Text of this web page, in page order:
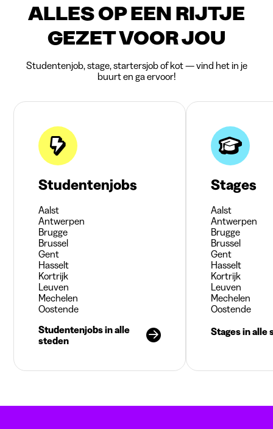
ALLES OP EEN RIJTJE
GEZET VOOR JOU
Studentenjob, stage, startersjob of kot — vind het in je
buurt en ga ervoor!
Studentenjobs
Aalst
Antwerpen
Brugge
Brussel
Gent
Hasselt
Kortrijk
Leuven
Mechelen
Oostende
Studentenjobs in alle
steden
Stages
Aalst
Antwerpen
Brugge
Brussel
Gent
Hasselt
Kortrijk
Leuven
Mechelen
Oostende
Stages in alle